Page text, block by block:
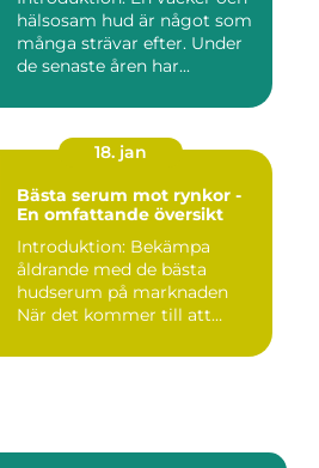
hälsosam hud är något som
många strävar efter. Under
de senaste åren har...
18. jan
Bästa serum mot rynkor -
En omfattande översikt
Introduktion: Bekämpa
åldrande med de bästa
hudserum på marknaden
När det kommer till att